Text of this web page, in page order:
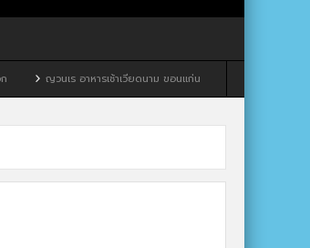
ญวนเร อาหารเช้าเวียดนาม ขอนแก่น